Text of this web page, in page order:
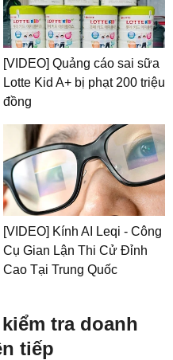
[VIDEO] Quảng cáo sai sữa
Lotte Kid A+ bị phạt 200 triệu
đồng
[VIDEO] Kính AI Leqi - Công
Cụ Gian Lận Thi Cử Đỉnh
Cao Tại Trung Quốc
tra doanh
tiếp